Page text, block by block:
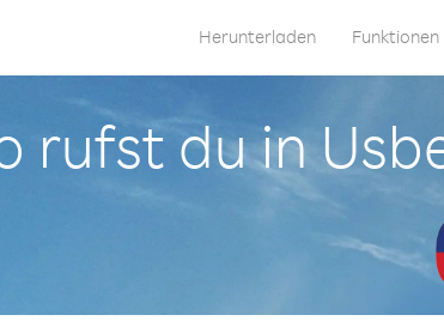
Herunterladen Funktionen
rufst du in